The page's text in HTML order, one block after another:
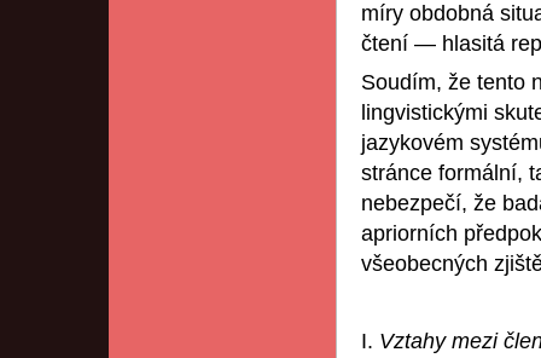
míry obdobná
čtení — hlasitá
Soudím, že tento
lingvistickými
jazykovém
stránce formální,
nebezpečí, že
apriorních
všeobecných
I. Vztahy mezi